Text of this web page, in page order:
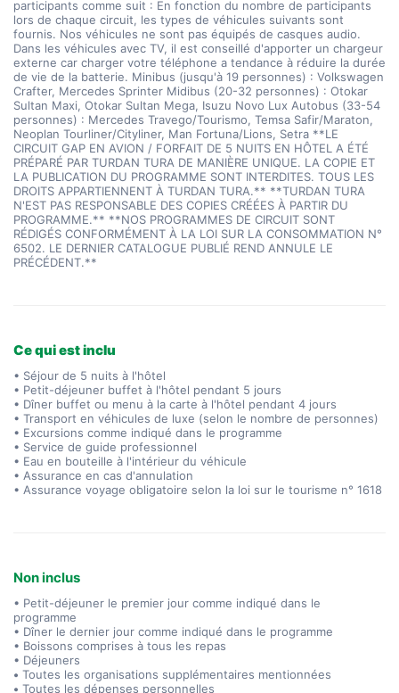
Ce qui est inclu
• Séjour de 5 nuits à l'hôtel
• Petit-déjeuner buffet à l'hôtel pendant 5 jours
• Dîner buffet ou menu à la carte à l'hôtel pendant 4 jours
• Transport en véhicules de luxe (selon le nombre de personnes)
• Excursions comme indiqué dans le programme
• Service de guide professionnel
• Eau en bouteille à l'intérieur du véhicule
• Assurance en cas d'annulation
• Assurance voyage obligatoire selon la loi sur le tourisme n° 1618
Non inclus
• Petit-déjeuner le premier jour comme indiqué dans le
programme
• Dîner le dernier jour comme indiqué dans le programme
• Boissons comprises à tous les repas
• Déjeuners
• Toutes les organisations supplémentaires mentionnées
• Toutes les dépenses personnelles